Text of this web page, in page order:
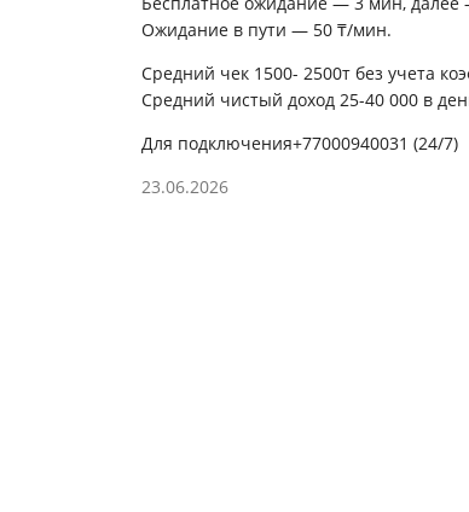
Ожидание в пути — 50 ₸/мин.
Средний чек 1500- 2500т без учета
Средний чистый доход 25-40 000 в
Для подключения+77000940031 (24/7)
23.06.2026